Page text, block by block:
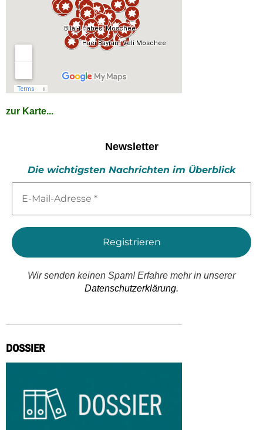
zur Karte...
Newsletter
Die wichtigsten Nachrichten im Überblick
Mail-
*
Wir senden keinen Spam! Erfahre mehr in unserer
Datenschutzerklärung.
DOSSIER